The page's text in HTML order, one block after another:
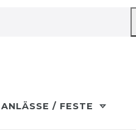
ANLÄSSE / FESTE